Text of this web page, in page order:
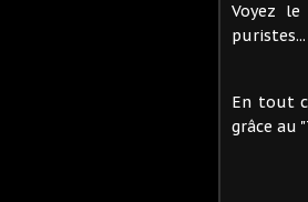
Voyez
puristes...
En tout
grâce au